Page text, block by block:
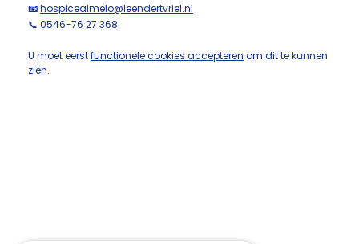
📧hospicealmelo@leendertvriel.nl
📞 0546-76 27 368
U moet eerstfunctionele cookies accepteren om dit te kunnen
zien.